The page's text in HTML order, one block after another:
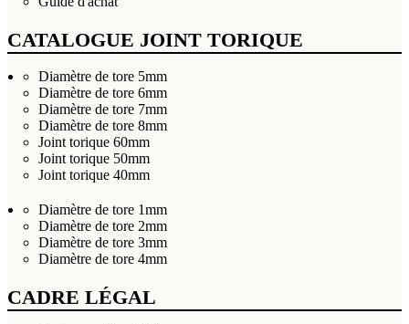
CATALOGUE JOINT TORIQUE
Diamètre de tore 5mm
Diamètre de tore 6mm
Diamètre de tore 7mm
Diamètre de tore 8mm
Joint torique 60mm
Joint torique 50mm
Joint torique 40mm
Diamètre de tore 1mm
Diamètre de tore 2mm
Diamètre de tore 3mm
Diamètre de tore 4mm
CADRE LÉGAL